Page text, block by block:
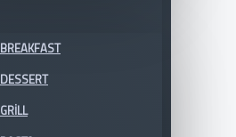
BREAKFAST
DESSERT
GRILL